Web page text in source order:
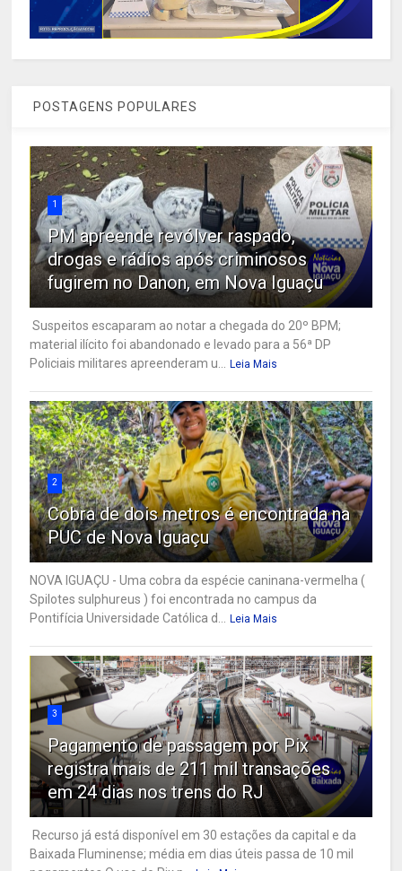
POSTAGENS POPULARES
1
PM apreende revólver raspado,
drogas e rádios após criminosos
fugirem no Danon, em Nova Iguaçu
Suspeitos escaparam ao notar a chegada do 20º BPM;
material ilícito foi abandonado e levado para a 56ª DP
Policiais militares apreenderam u...
Leia Mais
2
Cobra de dois metros é encontrada na
PUC de Nova Iguaçu
NOVA IGUAÇU - Uma cobra da espécie caninana-vermelha (
Spilotes sulphureus ) foi encontrada no campus da
Pontifícia Universidade Católica d...
Leia Mais
3
Pagamento de passagem por Pix
registra mais de 211 mil transações
em 24 dias nos trens do RJ
Recurso já está disponível em 30 estações da capital e da
Baixada Fluminense; média em dias úteis passa de 10 mil